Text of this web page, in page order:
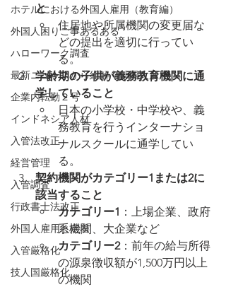
ホテルにおける外国人雇用（教育編）
外国人困りご事あるある
ハローワーク調査
最新ニュースから紐解く外国人雇用
企業内転勤２号
インドネシア人材
入管法改正
経営管理
入管調査
行政書士法改正
外国人雇用と定着
入管厳格化
技人国厳格化
と
住居地や所属機関の変更届な
どの提出を適切に行ってい
る。
学齢期の子供が義務教育機関に通
学していること
日本の小学校・中学校や、義
務教育を行うインターナショ
ナルスクールに通学してい
る。
契約機関がカテゴリー1または2に
該当すること
カテゴリー1 ：上場企業、政府
系機関、大企業など
カテゴリー2：前年の給与所得
の源泉徴収額が1,500万円以上
の機関